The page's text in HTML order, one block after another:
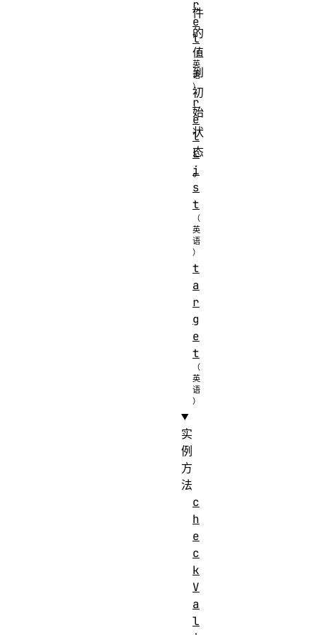
件
的
值
到
初
始
状
态
。
r
e
l
r
e
l
L
i
s
t
t
a
r
g
e
t
实
例
方
法
c
h
e
c
k
V
a
l